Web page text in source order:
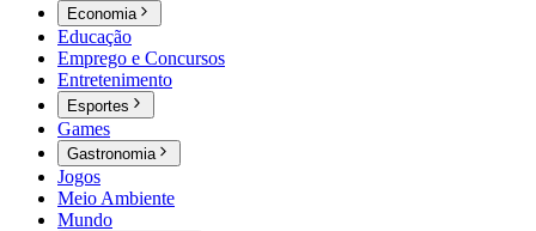
Economia
Educação
Emprego e Concursos
Entretenimento
Esportes
Games
Gastronomia
Jogos
Meio Ambiente
Mundo